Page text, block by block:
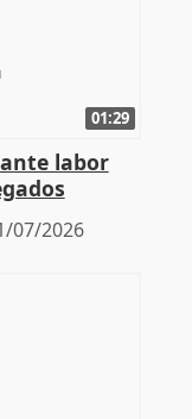
01:29
labor
07/2026